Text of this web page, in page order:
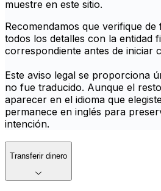
muestre en este sitio.
Recomendamos que verifique
todos los detalles con la entidad
correspondiente antes de iniciar
Este aviso legal se proporciona
no fue traducido. Aunque el
aparecer en el idioma que
permanece en inglés para
intención.
Transferir dinero